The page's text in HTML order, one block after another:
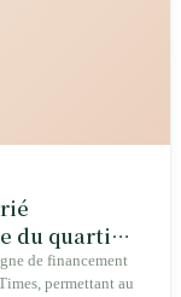
du quartier
de financement
permettant au